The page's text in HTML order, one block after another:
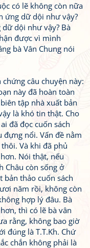
có lẽ không còn nữa
ứng dữ dội như vậy?
dội như vậy? Bà
được vì mình
bà Vân Chung nói
câu chuyện này:
này đã hoàn toàn
tập nhà xuất bản
là khó tin thật. Cho
đã đọc cuốn sách
đựng nổi. Vấn đề nằm
Và khi đã phủ
Nói thật, nếu
Châu còn sống ở
bản thảo cuốn sách
năm rồi, không còn
hợp lý đâu. Bà
thì có lẽ bà vân
rằng, không bao giờ
đúng là T.T.Kh. Chứ
chắn không phải là